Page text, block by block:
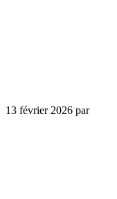
13 février 2026 par